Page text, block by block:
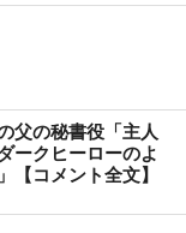
父の秘書役「主人
ークヒーローのよ
【コメント全文】